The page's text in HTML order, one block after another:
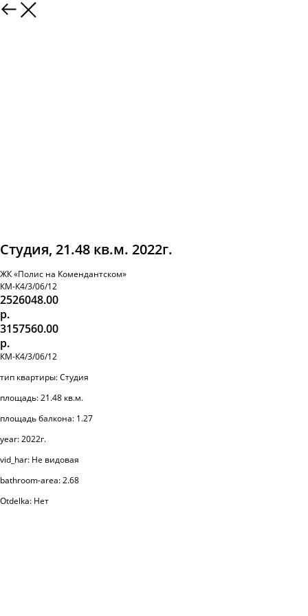
Студия, 21.48 кв.м. 2022г.
ЖК «Полис на Комендантском»
КМ-К4/3/06/12
2526048.00
р.
3157560.00
р.
КМ-К4/3/06/12
тип квартиры: Студия
площадь: 21.48 кв.м.
площадь балкона: 1.27
year: 2022г.
vid_har: Не видовая
bathroom-area: 2.68
Otdelka: Нет